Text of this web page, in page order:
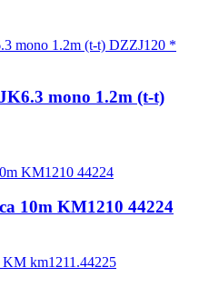
mono 1.2m (t-t)
10m KM1210 44224